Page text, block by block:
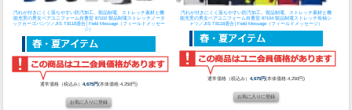
汚れが付きにくく落ちやすい防汚加工。製品制電、ストレッチ素材と機
能充実の男女ペアユニフォーム自重堂 87102 製品制電ストレッチノータ
ックカーゴパンツ／JIS T8118適合│Field Message（フィールドメッセー
ジ）
通常価格（税込み）4,675円(本体価格:4,250円)
汚れが付きにくく落ちやすい防汚加工。製品制電、ストレッチ素材と機
能充実の男女ペアユニフォーム自重堂 87104 製品制電ストレッチ長袖シ
ャツ／JIS T8118適合│Field Message（フィールドメッセージ）
通常価格（税込み） 4,675円(本体価格:4,250円)